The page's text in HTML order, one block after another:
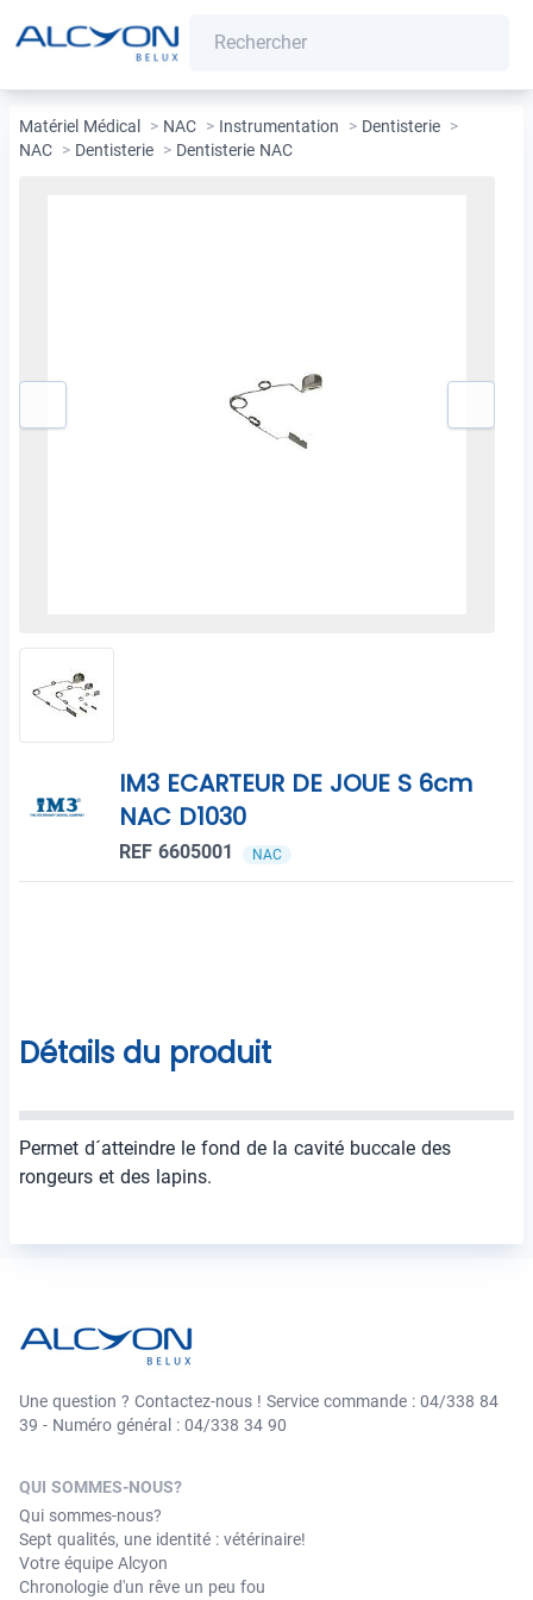
Matériel Médical > NAC > Instrumentation > Dentisterie >
NAC > Dentisterie > Dentisterie NAC
IM3 ECARTEUR DE JOUE S 6cm
NAC D1030
REF 6605001 NAC
Détails du produit
Permet d´atteindre le fond de la cavité buccale des
rongeurs et des lapins.
Une question ? Contactez-nous ! Service commande : 04/338 84
39 - Numéro général : 04/338 34 90
QUI SOMMES-NOUS?
Qui sommes-nous?
Sept qualités, une identité : vétérinaire!
Votre équipe Alcyon
Chronologie d'un rêve un peu fou